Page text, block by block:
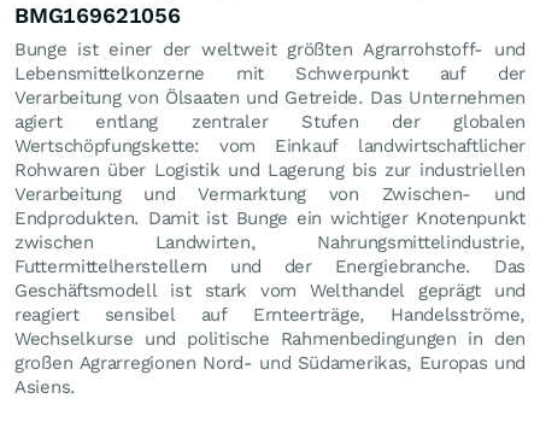
BMG169621056
Bunge ist einer der weltweit größten Agrarrohstoff- und
Lebensmittelkonzerne mit Schwerpunkt auf der
Verarbeitung von Ölsaaten und Getreide. Das Unternehmen
agiert entlang zentraler Stufen der globalen
Wertschöpfungskette: vom Einkauf landwirtschaftlicher
Rohwaren über Logistik und Lagerung bis zur industriellen
Verarbeitung und Vermarktung von Zwischen- und
Endprodukten. Damit ist Bunge ein wichtiger Knotenpunkt
zwischen Landwirten, Nahrungsmittelindustrie,
Futtermittelherstellern und der Energiebranche. Das
Geschäftsmodell ist stark vom Welthandel geprägt und
reagiert sensibel auf Ernteerträge, Handelsströme,
Wechselkurse und politische Rahmenbedingungen in den
großen Agrarregionen Nord- und Südamerikas, Europas und
Asiens.